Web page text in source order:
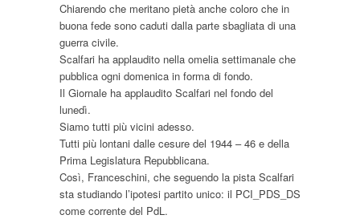
Chiarendo che meritano pietà anche coloro che in
buona fede sono caduti dalla parte sbagliata di una
guerra civile.
Scalfari ha applaudito nella omelia settimanale che
pubblica ogni domenica in forma di fondo.
Il Giornale ha applaudito Scalfari nel fondo del
lunedì.
Siamo tutti più vicini adesso.
Tutti più lontani dalle cesure del 1944 – 46 e della
Prima Legislatura Repubblicana.
Così, Franceschini, che seguendo la pista Scalfari
sta studiando l’ipotesi partito unico: il PCI_PDS_DS
come corrente del PdL.